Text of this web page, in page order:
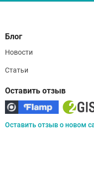
Блог
Новости
Статьи
Оставить отзыв
Оставить отзыв о новом